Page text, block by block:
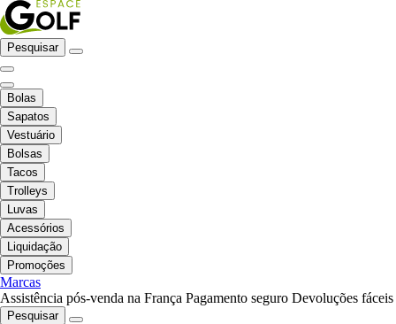
Pesquisar
Bolas
Sapatos
Vestuário
Bolsas
Tacos
Trolleys
Luvas
Acessórios
Liquidação
Promoções
Marcas
Assistência pós-venda na França Pagamento seguro Devoluções fáceis
Pesquisar